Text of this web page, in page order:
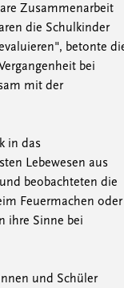
Zusammenarbeit
die Schulkinder
betonte
bei
mit der
in das
Lebewesen aus
beobachteten die
Feuermachen oder
ihre Sinne bei
und Schüler